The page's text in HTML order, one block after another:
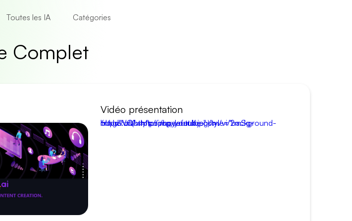
Toutes les IA Catégories
Complet
Vidéo présentation
https:" class="popup-youtube" style="background-image:url(https://img.youtube.com/vi/2mSg-6UJdWQ">https:/hqdefault.jpg)">